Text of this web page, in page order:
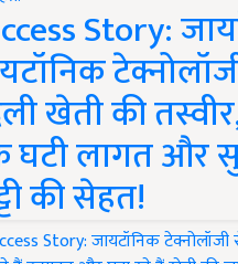
Story:
खेती की
लागत और
की सेहत!